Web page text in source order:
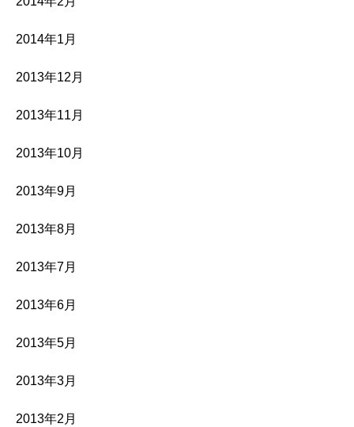
2014年1月
2013年12月
2013年11月
2013年10月
2013年9月
2013年8月
2013年7月
2013年6月
2013年5月
2013年3月
2013年2月